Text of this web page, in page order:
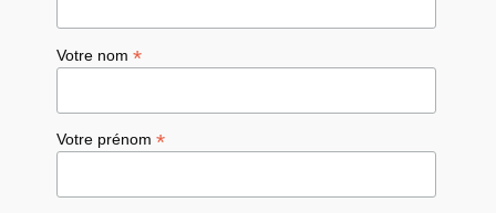
Votre nom*
Votre prénom*